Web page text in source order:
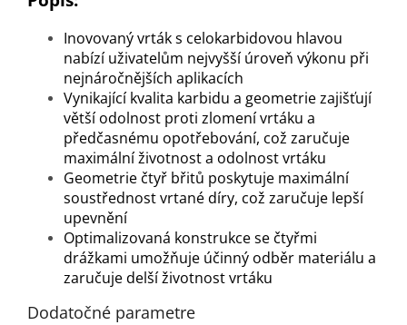
Inovovaný vrták s celokarbidovou hlavou
nabízí uživatelům nejvyšší úroveň výkonu při
nejnáročnějších aplikacích
Vynikající kvalita karbidu a geometrie zajišťují
větší odolnost proti zlomení vrtáku a
předčasnému opotřebování, což zaručuje
maximální životnost a odolnost vrtáku
Geometrie čtyř břitů poskytuje maximální
soustřednost vrtané díry, což zaručuje lepší
upevnění
Optimalizovaná konstrukce se čtyřmi
drážkami umožňuje účinný odběr materiálu a
zaručuje delší životnost vrtáku
Dodatočné parametre